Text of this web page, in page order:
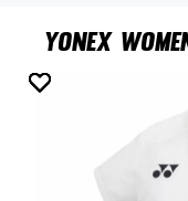
Yonex